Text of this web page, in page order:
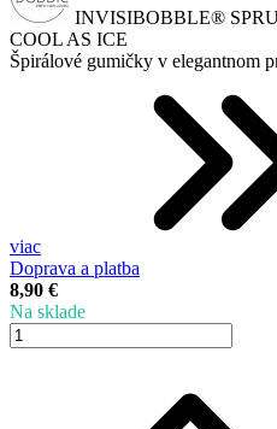
INVISIBOBBLE®
COOL AS ICE
Špirálové gumičky v elegantnom
viac
Doprava a platba
8,90 €
Na sklade